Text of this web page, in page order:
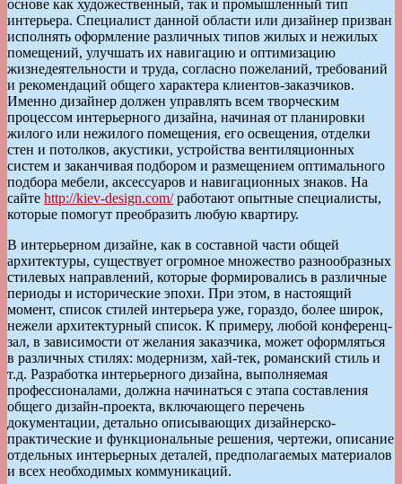
основе как художественный, так и промышленный тип
интерьера. Специалист данной области или дизайнер призван
исполнять оформление различных типов жилых и нежилых
помещений, улучшать их навигацию и оптимизацию
жизнедеятельности и труда, согласно пожеланий, требований
и рекомендаций общего характера клиентов-заказчиков.
Именно дизайнер должен управлять всем творческим
процессом интерьерного дизайна, начиная от планировки
жилого или нежилого помещения, его освещения, отделки
стен и потолков, акустики, устройства вентиляционных
систем и заканчивая подбором и размещением оптимального
подбора мебели, аксессуаров и навигационных знаков. На
сайте http://kiev-design.com/работают опытные специалисты,
которые помогут преобразить любую квартиру.
В интерьерном дизайне, как в составной части общей
архитектуры, существует огромное множество разнообразных
стилевых направлений, которые формировались в различные
периоды и исторические эпохи. При этом, в настоящий
момент, список стилей интерьера уже, гораздо, более широк,
нежели архитектурный список. К примеру, любой конференц-
зал, в зависимости от желания заказчика, может оформляться
в различных стилях: модернизм, хай-тек, романский стиль и
т.д. Разработка интерьерного дизайна, выполняемая
профессионалами, должна начинаться с этапа составления
общего дизайн-проекта, включающего перечень
документации, детально описывающих дизайнерско-
практические и функциональные решения, чертежи, описание
отдельных интерьерных деталей, предполагаемых материалов
и всех необходимых коммуникаций.